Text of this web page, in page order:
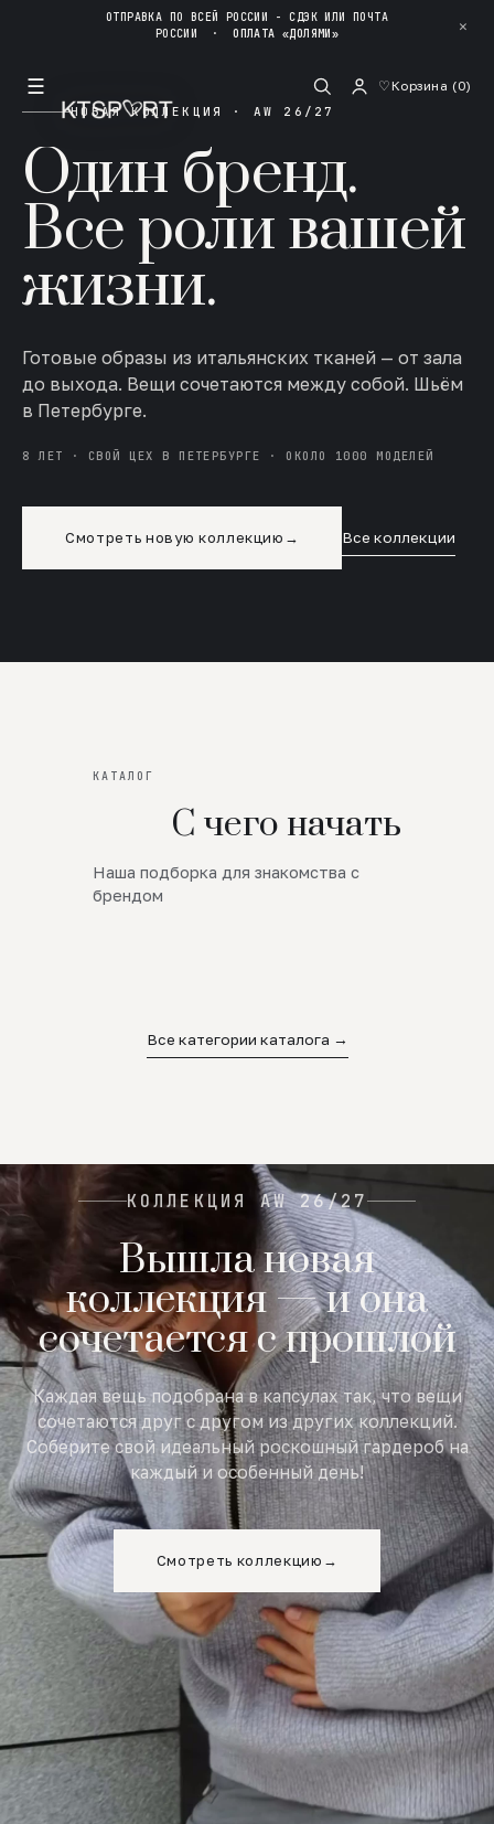
ОТПРАВКА ПО ВСЕЙ РОССИИ - СДЭК ИЛИ ПОЧТА
РОССИИ ·ОПЛАТА «ДОЛЯМИ» ✕
☰ ♡Корзина (0)
НОВАЯ КОЛЛЕКЦИЯ · AW 26/27
Один бренд.
Все роли вашей
жизни.
Готовые образы из итальянских тканей — от зала
до выхода. Вещи сочетаются между собой. Шьём
в Петербурге.
8 ЛЕТ · СВОЙ ЦЕХ В ПЕТЕРБУРГЕ · ОКОЛО 1000 МОДЕЛЕЙ
Смотреть новую коллекцию → Все коллекции
КАТАЛОГ
С чего начать
Наша подборка для знакомства с
брендом
Новинки
SALE
Все категории каталога →
КОЛЛЕКЦИЯ AW 26/27
Вышла новая
коллекция — и она
сочетается с прошлой
Каждая вещь подобрана в капсулах так, что вещи
сочетаются друг с другом из других коллекций.
Соберите свой идеальный роскошный гардероб на
каждый и особенный день!
Смотреть коллекцию →